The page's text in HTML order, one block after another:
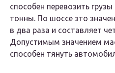
способен перевозить
тонны. По шоссе это
в два раза и составляет
Допустимым значением
способен тянуть